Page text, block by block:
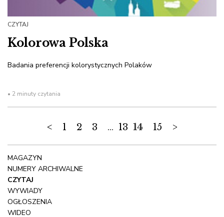
CZYTAJ
Kolorowa Polska
Badania preferencji kolorystycznych Polaków
• 2 minuty czytania
< 1 2 3 ... 13 14 15 >
MAGAZYN
NUMERY ARCHIWALNE
CZYTAJ
WYWIADY
OGŁOSZENIA
WIDEO